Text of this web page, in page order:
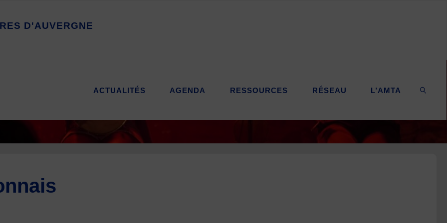
RES D'AUVERGNE
ACTUALITÉS AGENDA RESSOURCES RÉSEAU L’AMTA